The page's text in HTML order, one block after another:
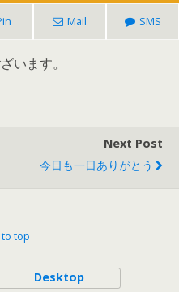
Mail SMS
います。
Next Post
今日も一日ありがとう
to top
Desktop